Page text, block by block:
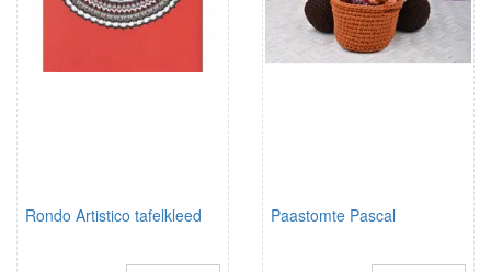
Rondo Artistico tafelkleed Paastomte Pascal